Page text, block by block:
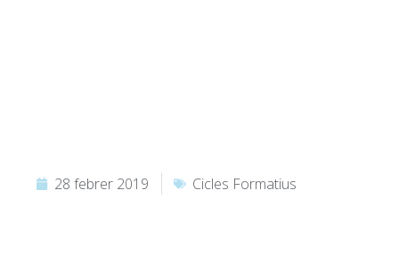
28 febrer 2019 Cicles Formatius